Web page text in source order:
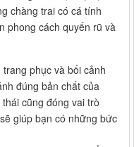
chàng trai có cá tính
phong cách quyến rũ và
phục và bối cảnh
đúng bản chất của
cũng đóng vai trò
giúp bạn có những bức